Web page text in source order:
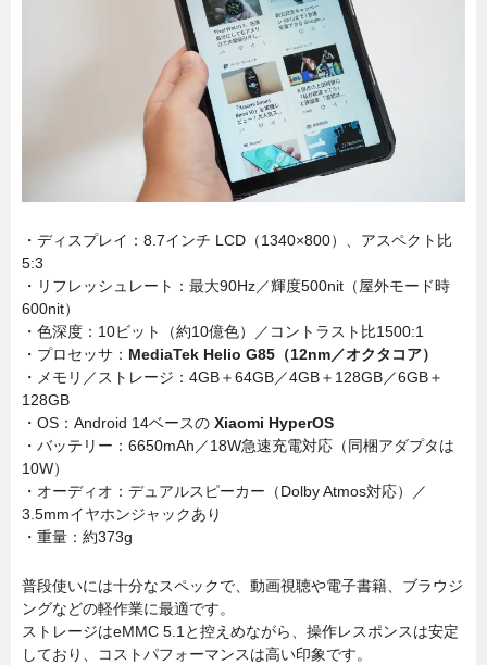
・ディスプレイ：8.7インチ LCD（1340×800）、アスペクト比
5:3
・リフレッシュレート：最大90Hz／輝度500nit（屋外モード時
600nit）
・色深度：10ビット（約10億色）／コントラスト比1500:1
・プロセッサ： MediaTek Helio G85（12nm／オクタコア）
・メモリ／ストレージ：4GB＋64GB／4GB＋128GB／6GB＋
128GB
・OS：Android 14ベースの Xiaomi HyperOS
・バッテリー：6650mAh／18W急速充電対応（同梱アダプタは
10W）
・オーディオ：デュアルスピーカー（Dolby Atmos対応）／
3.5mmイヤホンジャックあり
・重量：約373g
普段使いには十分なスペックで、動画視聴や電子書籍、ブラウジ
ングなどの軽作業に最適です。
ストレージはeMMC 5.1と控えめながら、操作レスポンスは安定
しており、コストパフォーマンスは高い印象です。